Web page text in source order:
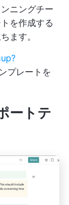
ニングチー
を作成する
ます。
プレートを
ートテ